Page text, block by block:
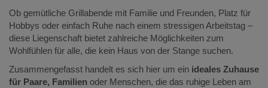
Ob gemütliche Grillabende mit Familie und Freunden, Platz für
Hobbys oder einfach Ruhe nach einem stressigen Arbeitstag –
diese Liegenschaft bietet zahlreiche Möglichkeiten zum
Wohlfühlen für alle, die kein Haus von der Stange suchen.
Zusammengefasst handelt es sich hier um ein ideales Zuhause
für Paare, Familien oder Menschen, die das ruhige Leben am